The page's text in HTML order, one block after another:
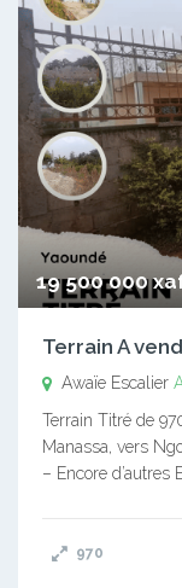
19 500 000
Terrain A
Awaïe Escalier
Terrain Titré de
Manassa, vers
– Encore d’autres
970